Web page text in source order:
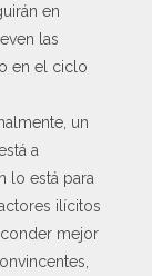
en
las
en el ciclo
un
a
lo está para
ilícitos
mejor